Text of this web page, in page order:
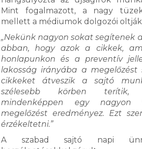
Mint fogalmazott, a nagy
mellett a médiumok dolgozói oltják
„Nekünk nagyon sokat segítenek
abban, hogy azok a cikkek,
honlapunkon és a preventív
lakosság irányába a megelőzést
cikkeket átveszik a sajtó
szélesebb körben terítik,
mindenképpen egy
megelőzést eredményez. Ezt
érzékeltetni.”
A szabad sajtó napi